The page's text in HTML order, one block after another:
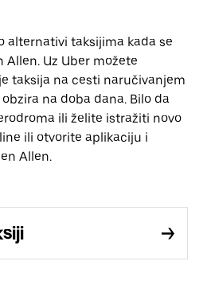
alternativi taksijima kada se
Uz Uber možete
taksija na cesti naručivanjem
na doba dana. Bilo da
ili želite istražiti novo
ili otvorite aplikaciju i
Allen.